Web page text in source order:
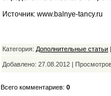
Источник: www.balnye-tancy.ru
Категория: Дополнительные статьи
Добавлено: 27.08.2012 |
Всего комментариев: 0